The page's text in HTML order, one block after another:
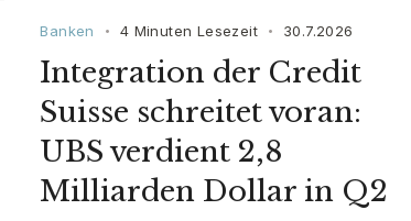
Banken • 4 Minuten Lesezeit • 30.7.2026
Integration der Credit
Suisse schreitet voran:
UBS verdient 2,8
Milliarden Dollar in Q2